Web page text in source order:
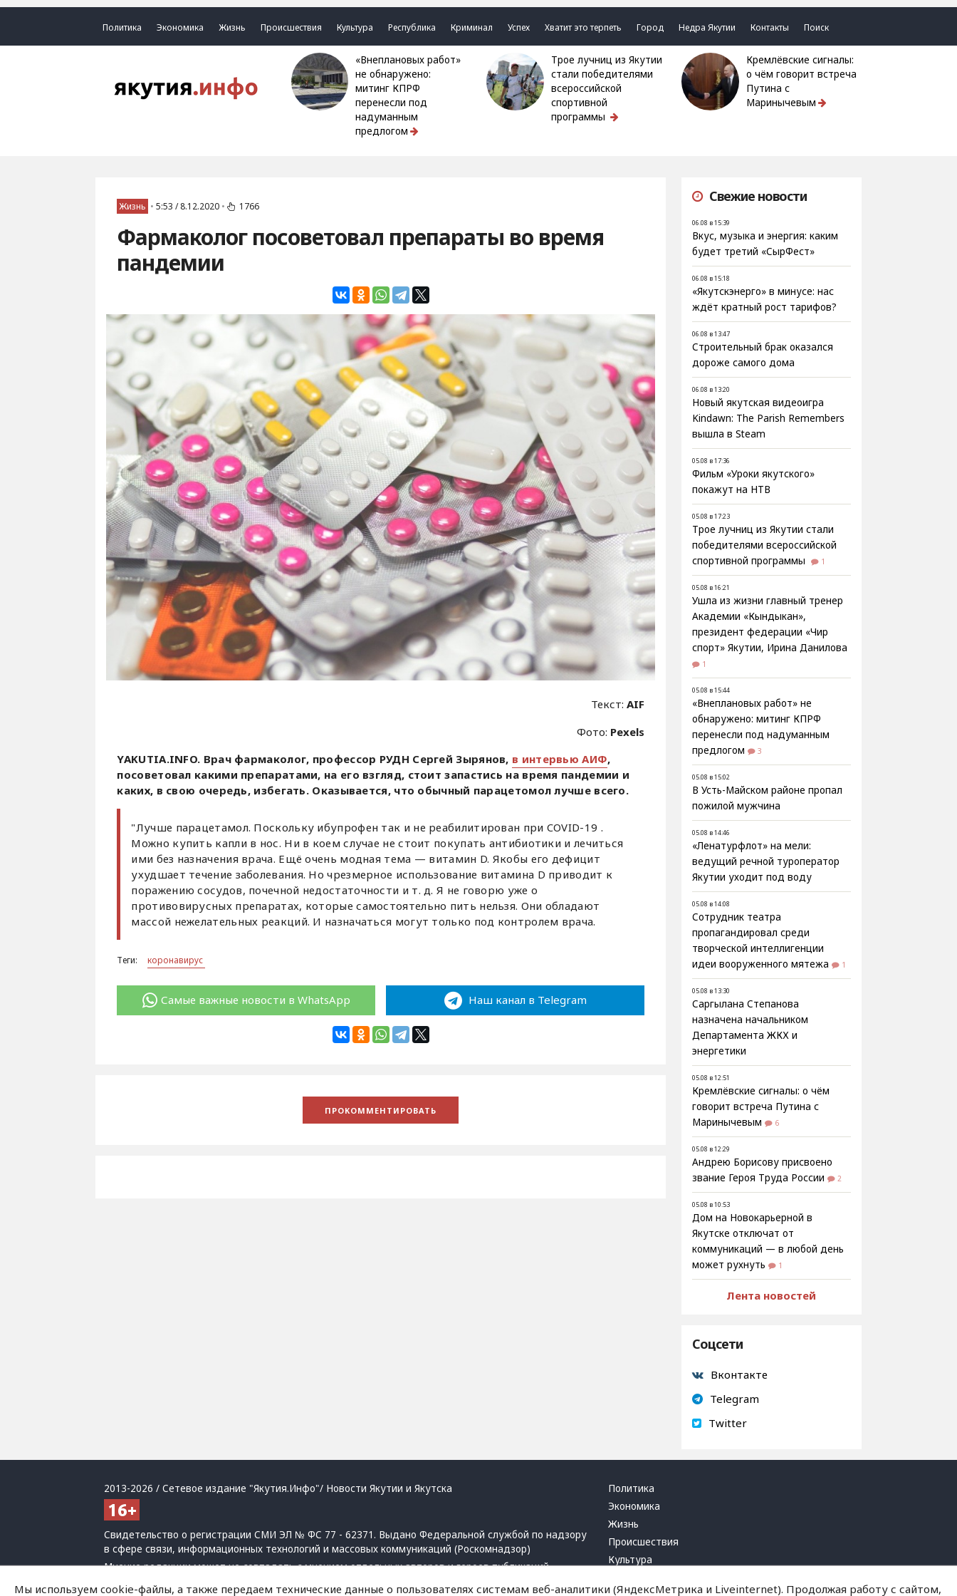
Политика Экономика Жизнь Происшествия Культура Республика Криминал Успех Хватит это терпеть Город Недра Якутии Контакты Поиск
«Внеплановых работ»
не обнаружено:
митинг КПРФ
перенесли под
надуманным
предлогом
Трое лучниц из Якутии
стали победителями
всероссийской
спортивной
программы
Кремлёвские сигналы:
о чём говорит встреча
Путина с
Маринычевым
Жизнь • 5:53 / 8.12.2020 • 1766
Фармаколог посоветовал препараты во время
пандемии
Текст:AIF
Фото: Pexels
YAKUTIA.INFO. Врач фармаколог, профессор РУДН Сергей Зырянов, в интервью АИФ,
посоветовал какими препаратами, на его взгляд, стоит запастись на время пандемии и
каких, в свою очередь, избегать. Оказывается, что обычный парацетомол лучше всего.
"Лучше парацетамол. Поскольку ибупрофен так и не реабилитирован при COVID-19 .
Можно купить капли в нос. Ни в коем случае не стоит покупать антибиотики и лечиться
ими без назначения врача. Ещё очень модная тема — витамин D. Якобы его дефицит
ухудшает течение заболевания. Но чрезмерное использование витамина D приводит к
поражению сосудов, почечной недостаточности и т. д. Я не говорю уже о
противовирусных препаратах, которые самостоятельно пить нельзя. Они обладают
массой нежелательных реакций. И назначаться могут только под контролем врача.
Теги: коронавирус
Самые важные новости в WhatsApp Наш канал в Telegram
Свежие новости
06.08 в 15:39
Вкус, музыка и энергия: каким
будет третий «СырФест»
06.08 в 15:18
«Якутскэнерго» в минусе: нас
ждёт кратный рост тарифов?
06.08 в 13:47
Строительный брак оказался
дороже самого дома
06.08 в 13:20
Новый якутская видеоигра
Kindawn: The Parish Remembers
вышла в Steam
05.08 в 17:36
Фильм «Уроки якутского»
покажут на НТВ
05.08 в 17:23
Трое лучниц из Якутии стали
победителями всероссийской
спортивной программы
1
05.08 в 16:21
Ушла из жизни главный тренер
Академии «Кындыкан»,
президент федерации «Чир
спорт» Якутии, Ирина Данилова
1
05.08 в 15:44
«Внеплановых работ» не
обнаружено: митинг КПРФ
перенесли под надуманным
предлогом
3
05.08 в 15:02
В Усть-Майском районе пропал
пожилой мужчина
05.08 в 14:46
«Ленатурфлот» на мели:
ведущий речной туроператор
Якутии уходит под воду
05.08 в 14:08
Сотрудник театра
пропагандировал среди
творческой интеллигенции
идеи вооруженного мятежа
1
05.08 в 13:30
Саргылана Степанова
назначена начальником
Департамента ЖКХ и
энергетики
05.08 в 12:51
Кремлёвские сигналы: о чём
говорит встреча Путина с
Маринычевым
6
05.08 в 12:29
Андрею Борисову присвоено
звание Героя Труда России
2
05.08 в 10:53
Дом на Новокарьерной в
Якутске отключат от
коммуникаций — в любой день
может рухнуть
1
Лента новостей
Соцсети
Вконтакте
Telegram
Twitter
2013-2026 / Сетевое издание "Якутия.Инфо"/ Новости Якутии и Якутска
Свидетельство о регистрации СМИ ЭЛ № ФС 77 - 62371. Выдано Федеральной службой по надзору
в сфере связи, информационных технологий и массовых коммуникаций (Роскомнадзор)
Мнение редакции может не совпадать с мнением отдельных авторов и героев публикаций.
При использовании материалов обязательна активная ссылка на сайт.
Политика
Экономика
Жизнь
Происшествия
Культура
Мы используем cookie-файлы, а также передаем технические данные о пользователях системам веб-аналитики (ЯндексМетрика и Liveinternet). Продолжая работу с сайтом,